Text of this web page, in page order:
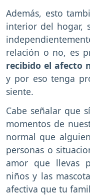
Además, esto
interior del hogar,
relación o no, es
recibido el afecto
y por eso tenga
siente.
Cabe señalar que
momentos de
normal que
personas o
amor que llevas
niños y las
afectiva que tu